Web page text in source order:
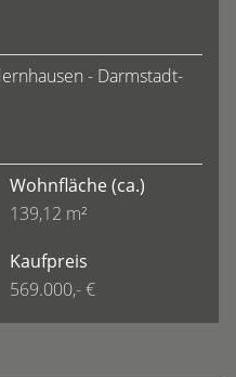
- Darmstadt-
Wohnfläche(ca.)
139,12 m²
Kaufpreis
569.000,- €